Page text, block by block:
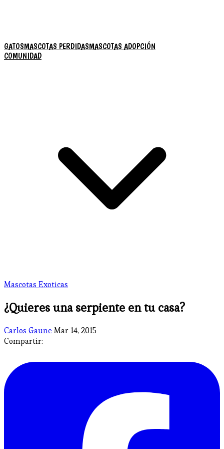
GATOSMASCOTAS PERDIDASMASCOTAS ADOPCIÓN
COMUNIDAD
Mascotas Exoticas
¿Quieres una serpiente en tu casa?
Carlos Gaune Mar 14, 2015
Compartir: